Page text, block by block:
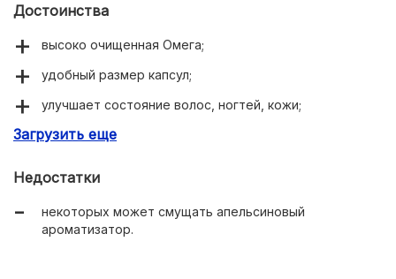
Достоинства
высоко очищенная Омега;
удобный размер капсул;
улучшает состояние волос, ногтей, кожи;
заряжает бодростью и позитивом;
Загрузить еще
Недостатки
некоторых может смущать апельсиновый
ароматизатор.